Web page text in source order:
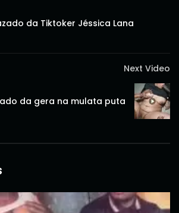
da Tiktoker Jéssica Lana
Next Video
da gera na mulata puta